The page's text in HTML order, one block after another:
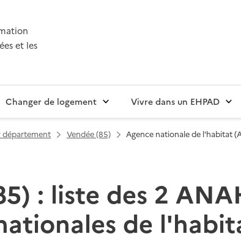
et les
Changer de logement Vivre dans un EHPAD
département Vendée (85) Agence nationale de l'habitat
: liste des 2
de